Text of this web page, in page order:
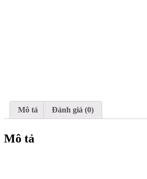
Mô tả Đánh giá (0)
Mô tả